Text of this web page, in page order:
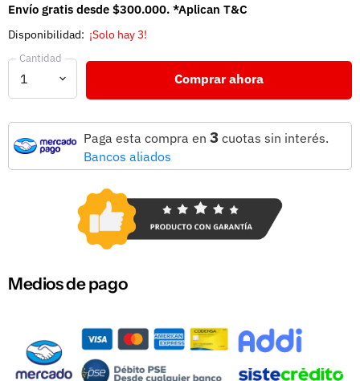
Envío gratis desde $300.000. *Aplican T&C
Disponibilidad: ¡Solo hay 3!
Cantidad
Comprar ahora
Paga esta compra en 3 cuotas sin interés.
Bancos aliados
Medios de pago